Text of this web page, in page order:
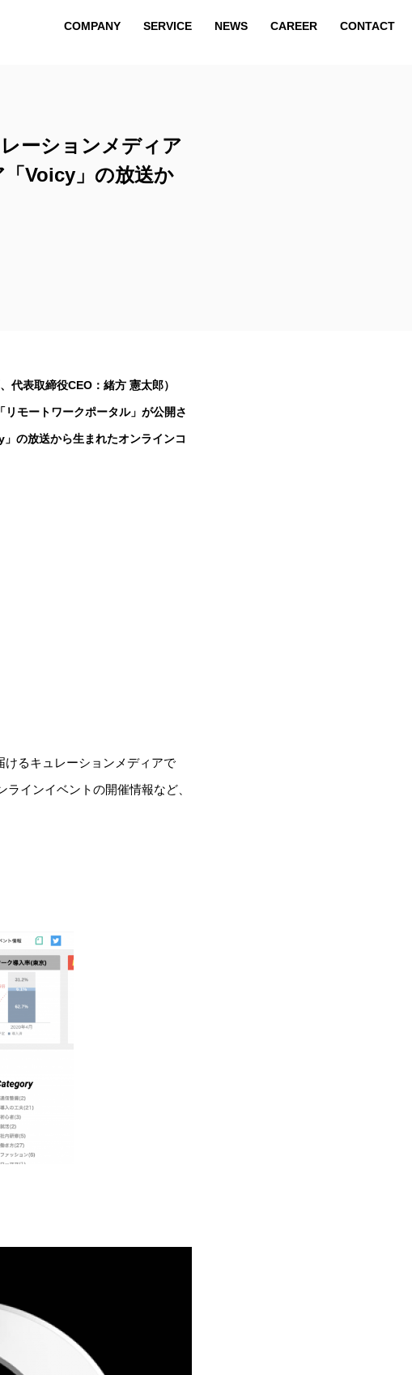
COMPANY SERVICE NEWS CAREER CONTACT
COMPANY SERVICE NEWS CAREER CONTACT
ーションメディア
「Voicy」の放送か
表取締役CEO：緒方 憲太郎）
モートワークポータル」が公開さ
の放送から生まれたオンラインコ
けるキュレーションメディアで
インイベントの開催情報など、